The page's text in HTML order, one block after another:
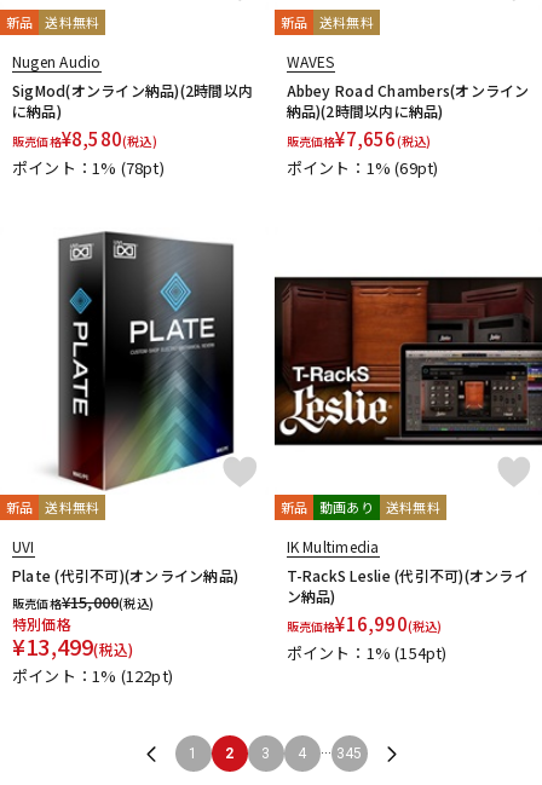
新品 送料無料
Nugen Audio
SigMod(オンライン納品)(2時間以内
に納品)
販売価格¥8,580(税込)
ポイント：1% (78pt)
新品 送料無料
WAVES
Abbey Road Chambers(オンライン
納品)(2時間以内に納品)
販売価格¥7,656(税込)
ポイント：1%(69pt)
新品 送料無料
UVI
Plate (代引不可)(オンライン納品)
販売価格¥15,000(税込)
特別価格
¥13,499(税込)
ポイント：1% (122pt)
新品 動画あり 送料無料
IK Multimedia
T-RackS Leslie (代引不可)(オンライ
ン納品)
販売価格¥16,990(税込)
ポイント：1%(154pt)
1 2 3 4 ... 345